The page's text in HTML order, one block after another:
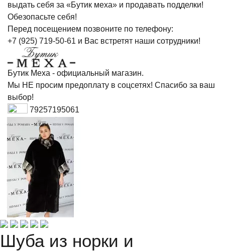
выдать себя за «Бутик меха» и продавать подделки!
Обезопасьте себя!
Перед посещением позвоните по телефону:
+7 (925) 719-50-61 и Вас встретят наши сотрудники!
Бутик Меха - официальный магазин.
Мы НЕ просим предоплату в соцсетях! Спасибо за ваш
выбор!
79257195061
Шуба из норки и